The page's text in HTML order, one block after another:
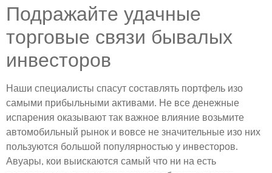
Подражайте удачные
торговые связи бывалых
инвесторов
Наши специалисты спасут составлять портфель изо
самыми прибыльными активами. Не все денежные
испарения оказывают так важное влияние возьмите
автомобильный рынок и вовсе не значительные изо них
пользуются большой популярностью у инвесторов.
Авуары, кои выискаются самый что ни на есть